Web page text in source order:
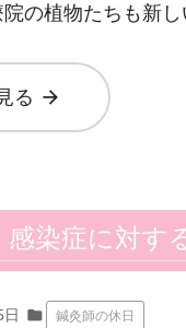
院の植物たちも新
る arrow_forward
感染症に対す
folder 鍼灸師の休日